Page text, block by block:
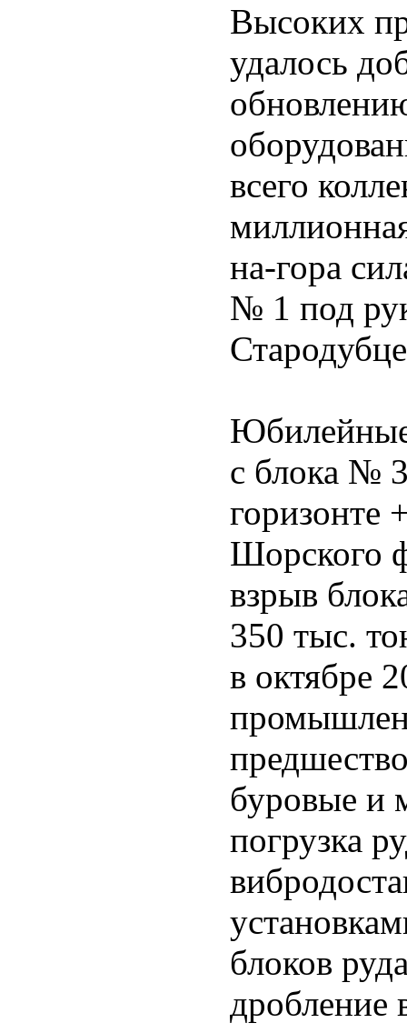
Высоких
удалось
всего
на-гора
№ 1 под
с блока №
горизонте
Шорского
взрыв
350 тыс.
в октябре
буровые и
погрузка
блоков
дробление